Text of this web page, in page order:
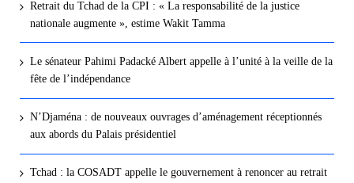
Retrait du Tchad de la CPI : « La responsabilité de la justice
nationale augmente », estime Wakit Tamma
Le sénateur Pahimi Padacké Albert appelle à l’unité à la veille de la
fête de l’indépendance
N’Djaména : de nouveaux ouvrages d’aménagement réceptionnés
aux abords du Palais présidentiel
Tchad : la COSADT appelle le gouvernement à renoncer au retrait